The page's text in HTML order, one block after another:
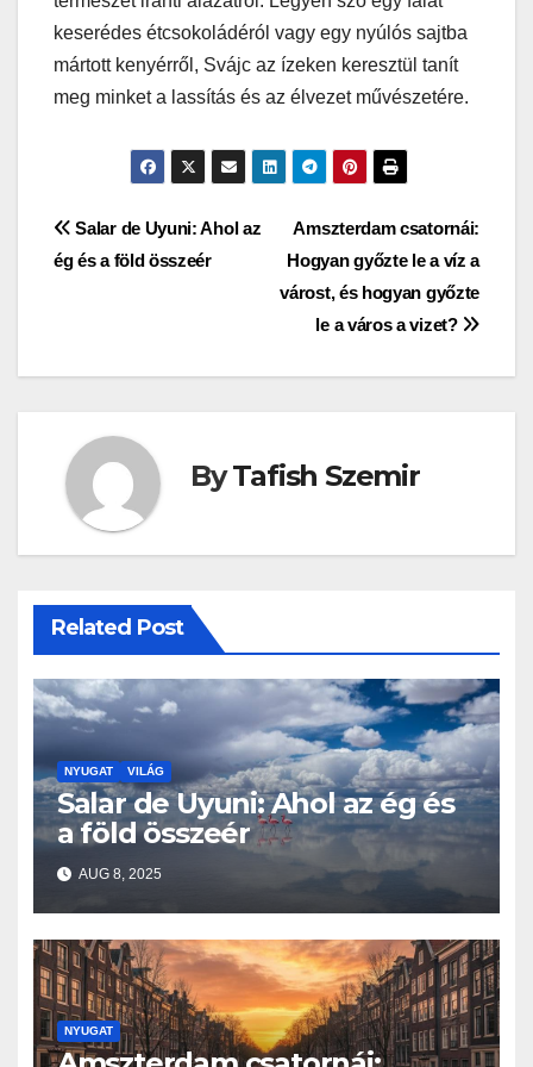
keserédes étcsokoládéról vagy egy nyúlós sajtba
mártott kenyérről, Svájc az ízeken keresztül tanít
meg minket a lassítás és az élvezet művészetére.
Bejegyzés
navigáció
Amszterdam csatornái:
Hogyan győzte le a víz a
várost, és hogyan győzte
le a város a vizet?
Salar de Uyuni: Ahol az
ég és a föld összeér
ByTafish Szemir
Related Post
NYUGAT VILÁG
Salar de Uyuni: Ahol az ég és
a föld összeér
AUG 8, 2025
NYUGAT